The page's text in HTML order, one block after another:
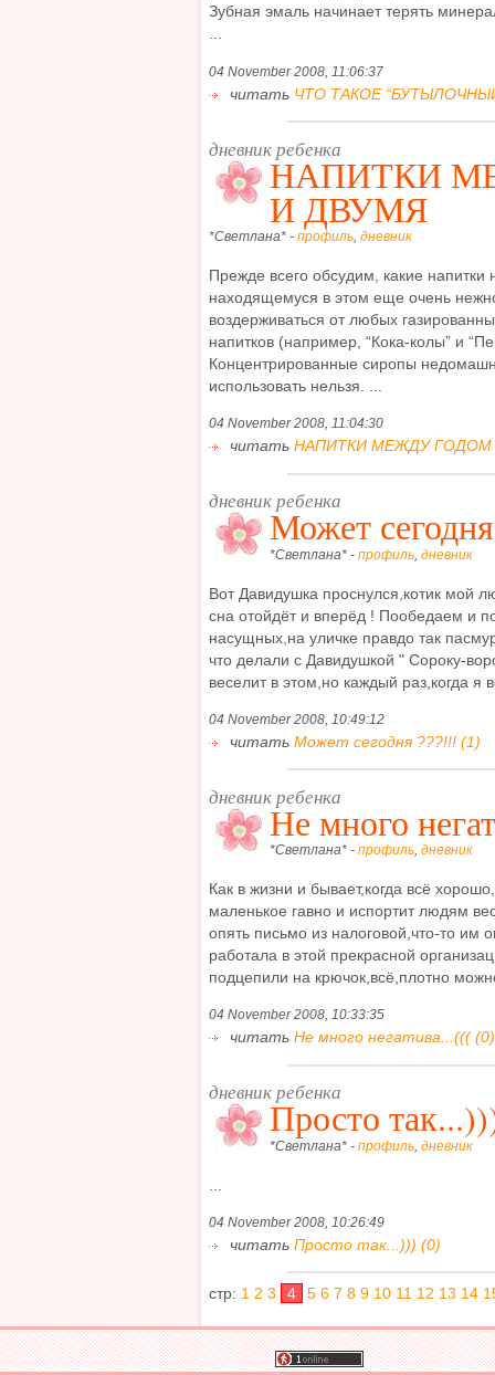
Зубная эмаль начинает терять
...
04 November 2008, 11:06:37
читать ЧТО ТАКОЕ
дневник ребенка
НАПИТКИ
И ДВУМЯ
*Светлана* - профиль, дневник
Прежде всего обсудим, какие
находящемуся в этом еще очень
воздерживаться от любых
напитков (например, “Кока-колы” и
Концентрированные сиропы
использовать нельзя. ...
04 November 2008, 11:04:30
читать НАПИТКИ МЕЖДУ ГОДОМ
дневник ребенка
Может
*Светлана* - профиль, дневник
Вот Давидушка проснулся,котик мой
сна отойдёт и вперёд ! Пообедаем и
насущных,на уличке правдо так
что делали с Давидушкой " Сороку-
веселит в этом,но каждый раз,когда я
04 November 2008, 10:49:12
читать Может сегодня ???!!! (1)
дневник ребенка
Не много
*Светлана* - профиль, дневник
Как в жизни и бывает,когда всё
маленькое гавно и испортит людям
опять письмо из налоговой,что-то им
работала в этой прекрасной
подцепили на крючок,всё,плотно
04 November 2008, 10:33:35
читать Не много негатива...((( (0)
дневник ребенка
Просто
*Светлана* - профиль, дневник
04 November 2008, 10:26:49
читать Просто так...))) (0)
стр: 1 2 3 4 5 6 7 8 9 10 11 12 13 14